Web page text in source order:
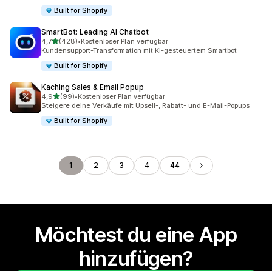
Built for Shopify
SmartBot: Leading AI Chatbot
4,7von 5 Sternen
(428)
428 Rezensionen insgesamt
•Kostenloser Plan verfügbar
Kundensupport-Transformation mit KI-gesteuertem Smartbot
Built for Shopify
Kaching Sales & Email Popup
4,9von 5 Sternen
(99)
99 Rezensionen insgesamt
•Kostenloser Plan verfügbar
Steigere deine Verkäufe mit Upsell-, Rabatt- und E-Mail-Popups
Built for Shopify
1 2 3 4 44
Möchtest du eine App
hinzufügen?